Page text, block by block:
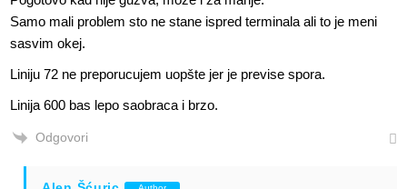
Samo mali problem sto ne stane ispred terminala ali to je meni
sasvim okej.
Liniju 72 ne preporucujem uopšte jer je previse spora.
Linija 600 bas lepo saobraca i brzo.
Odgovori